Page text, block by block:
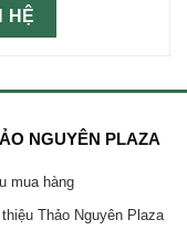
HỆ
NGUYÊN PLAZA
mua hàng
Thảo Nguyên Plaza